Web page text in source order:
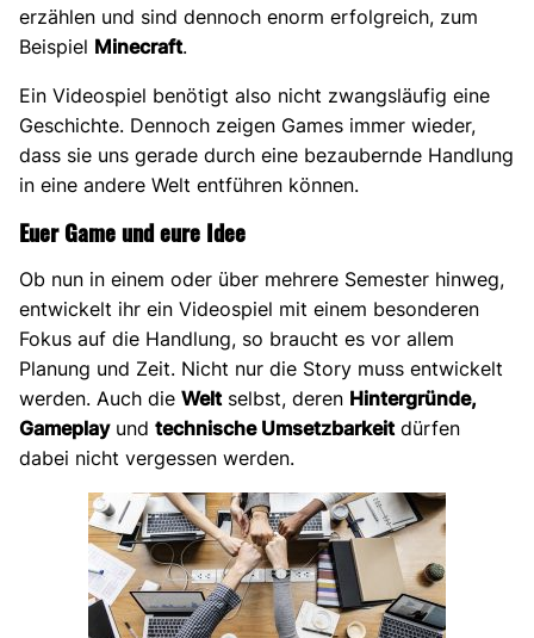
erzählen und sind dennoch enorm erfolgreich, zum
Beispiel Minecraft.
Ein Videospiel benötigt also nicht zwangsläufig eine
Geschichte. Dennoch zeigen Games immer wieder,
dass sie uns gerade durch eine bezaubernde Handlung
in eine andere Welt entführen können.
Euer Game und eure Idee
Ob nun in einem oder über mehrere Semester hinweg,
entwickelt ihr ein Videospiel mit einem besonderen
Fokus auf die Handlung, so braucht es vor allem
Planung und Zeit. Nicht nur die Story muss entwickelt
werden. Auch die Welt selbst, deren Hintergründe,
Gameplayund technische Umsetzbarkeit dürfen
dabei nicht vergessen werden.